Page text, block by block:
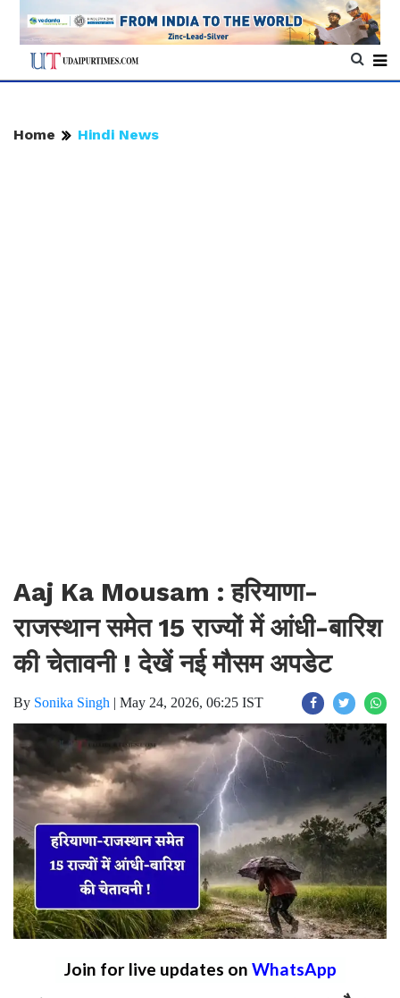
Home Hindi News
Aaj Ka Mousam : हरियाणा-
राजस्थान समेत 15 राज्यों में आंधी-बारिश
की चेतावनी ! देखें नई मौसम अपडेट
By Sonika Singh | May 24, 2026, 06:25 IST
Join for live updates on WhatsApp